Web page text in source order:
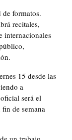
de formatos.
recitales,
internacionales
15 desde las
a
será el
de semana